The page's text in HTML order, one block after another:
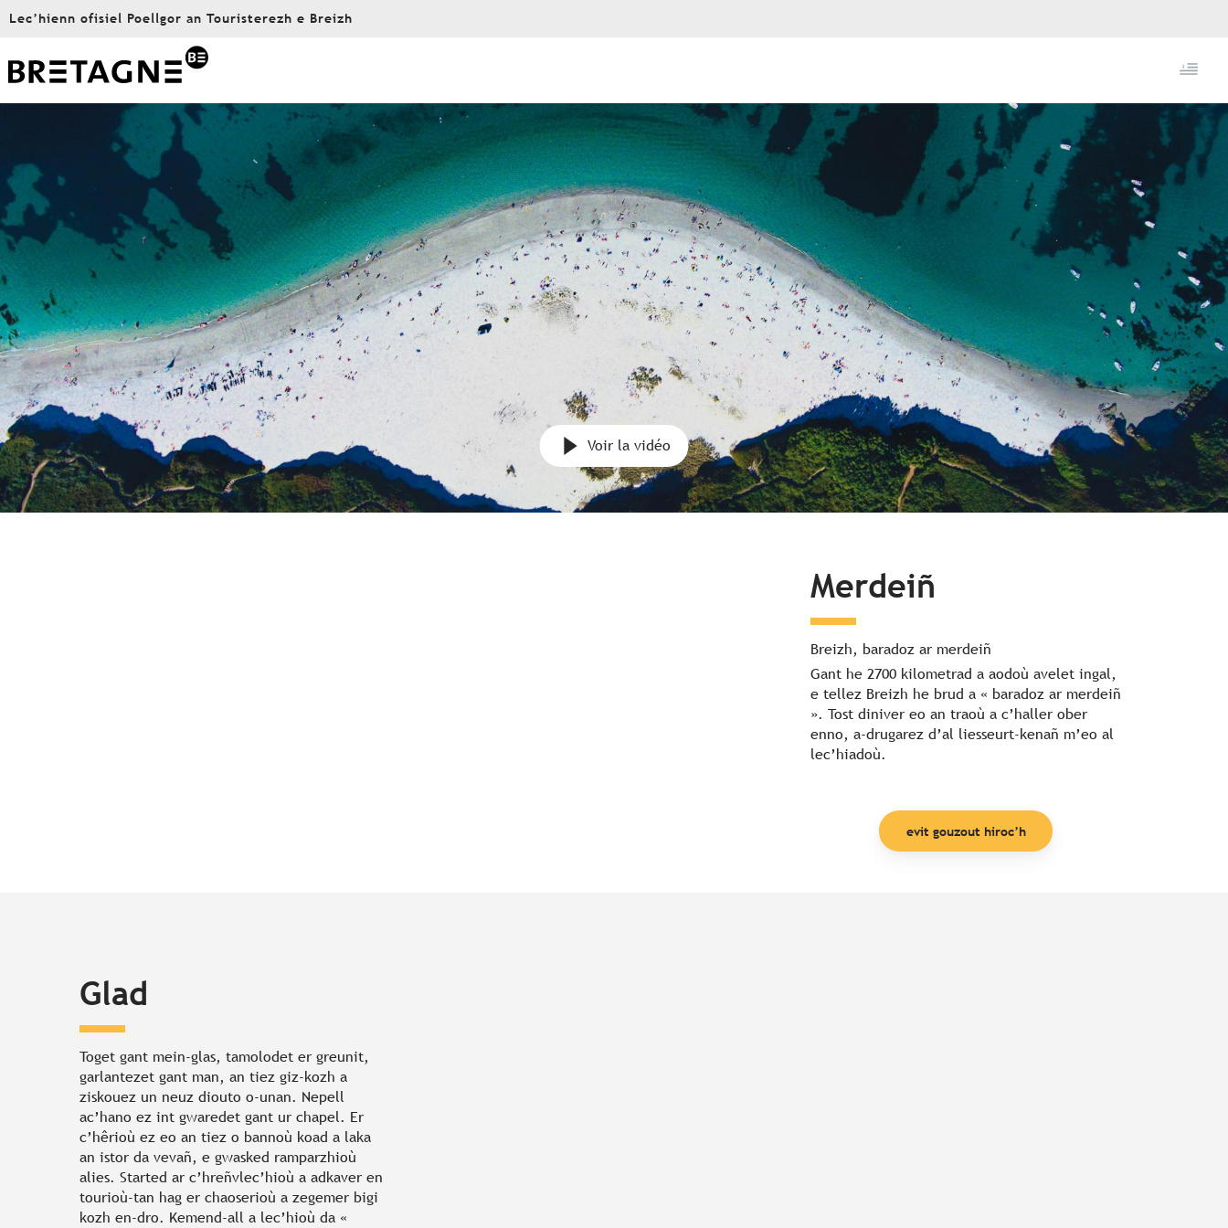
Aller
principal
Lec’hienn ofisiel Poellgor an Touristerezh e Breizh
Voir la vidéo
Merdeiñ
Breizh, baradoz ar merdeiñ
Gant he 2700 kilometrad a aodoù avelet ingal,
e tellez Breizh he brud a « baradoz ar merdeiñ
». Tost diniver eo an traoù a c’haller ober
enno, a-drugarez d’al liesseurt-kenañ m’eo al
lec’hiadoù.
evit gouzout hiroc’h
Glad
Toget gant mein-glas, tamolodet er greunit,
garlantezet gant man, an tiez giz-kozh a
ziskouez un neuz diouto o-unan. Nepell
ac’hano ez int gwaredet gant ur chapel. Er
c’hêrioù ez eo an tiez o bannoù koad a laka
an istor da vevañ, e gwasked ramparzhioù
alies. Started ar c’hreñvlec’hioù a adkaver en
tourioù-tan hag er chaoserioù a zegemer bigi
kozh en-dro. Kemend-all a lec’hioù da «